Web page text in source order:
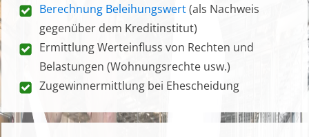
Berechnung Beleihungswert(als Nachweis
gegenüber dem Kreditinstitut)
Ermittlung Werteinfluss von Rechten und
Belastungen (Wohnungsrechte usw.)
Zugewinnermittlung bei Ehescheidung